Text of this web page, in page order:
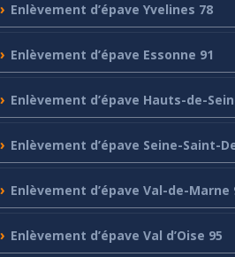
Enlèvement d’épave Yvelines 78
Enlèvement d’épave Essonne 91
Enlèvement d’épave Hauts-de-
Enlèvement d’épave Seine-Saint-
Enlèvement d’épave Val-de-Marne
Enlèvement d’épave Val d’Oise 95